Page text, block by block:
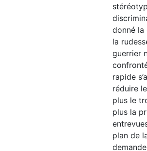
donné la
la
guerrier
rapide
réduire
plus le
plus la
plan de